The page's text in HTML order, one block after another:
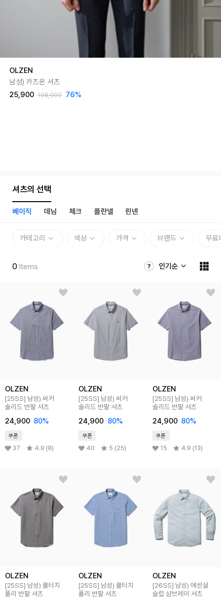
OLZEN
남성) 카츠온 셔츠
25,900 108,000 76%
셔츠의 선택
베이직 데님 체크 플란넬 린넨
카테고리 색상 가격 브랜드 무료
0 Items 인기순
OLZEN
[25SS] 남성) 써커
솔리드 반팔 셔츠
24,900 80%
쿠폰
37 4.9 (8)
OLZEN
[25SS] 남성) 써커
솔리드 반팔 셔츠
24,900 80%
쿠폰
40 5 (25)
OLZEN
[25SS] 남성) 써커
솔리드 반팔 셔츠
24,900 80%
쿠폰
15 4.9 (13)
OLZEN
[25SS] 남성) 쿨터치
폴리 반팔 셔츠
OLZEN
[25SS] 남성) 쿨터치
폴리 반팔 셔츠
OLZEN
[26SS] 남성) 에센셜
슬럽 샴브레이 셔츠